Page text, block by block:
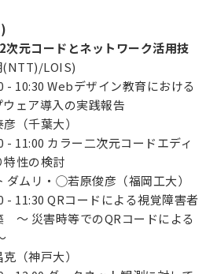
)
元コードとネットワーク活用技
(NTT)/LOIS)
- 10:30 Webデザイン教育における
ェア導入の実践報告
（千葉大）
- 11:00 カラー二次元コードエディ
特性の検討
ダムリ・◯若原俊彦（福岡工大）
- 11:30 QRコードによる視覚障害者
～ 災害時等でのQRコードによる
（神戸大）